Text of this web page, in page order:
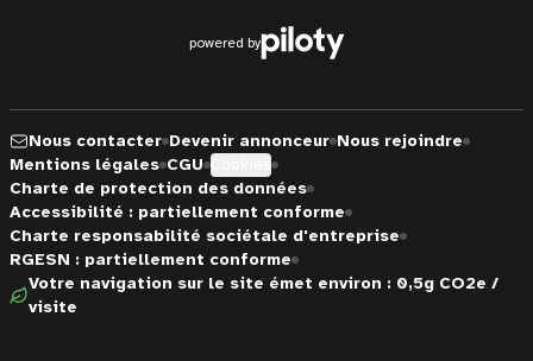
powered by
Nous contacter Devenir annonceur Nous rejoindre
Mentions légales CGU
Charte de protection des données
Accessibilité : partiellement conforme
Charte responsabilité sociétale d'entreprise
RGESN : partiellement conforme
Votre navigation sur le site émet environ : 0,5g CO2e /
visite